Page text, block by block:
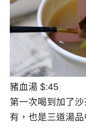
豬血湯 $:45
第一次喝到加了
有，也是三道湯